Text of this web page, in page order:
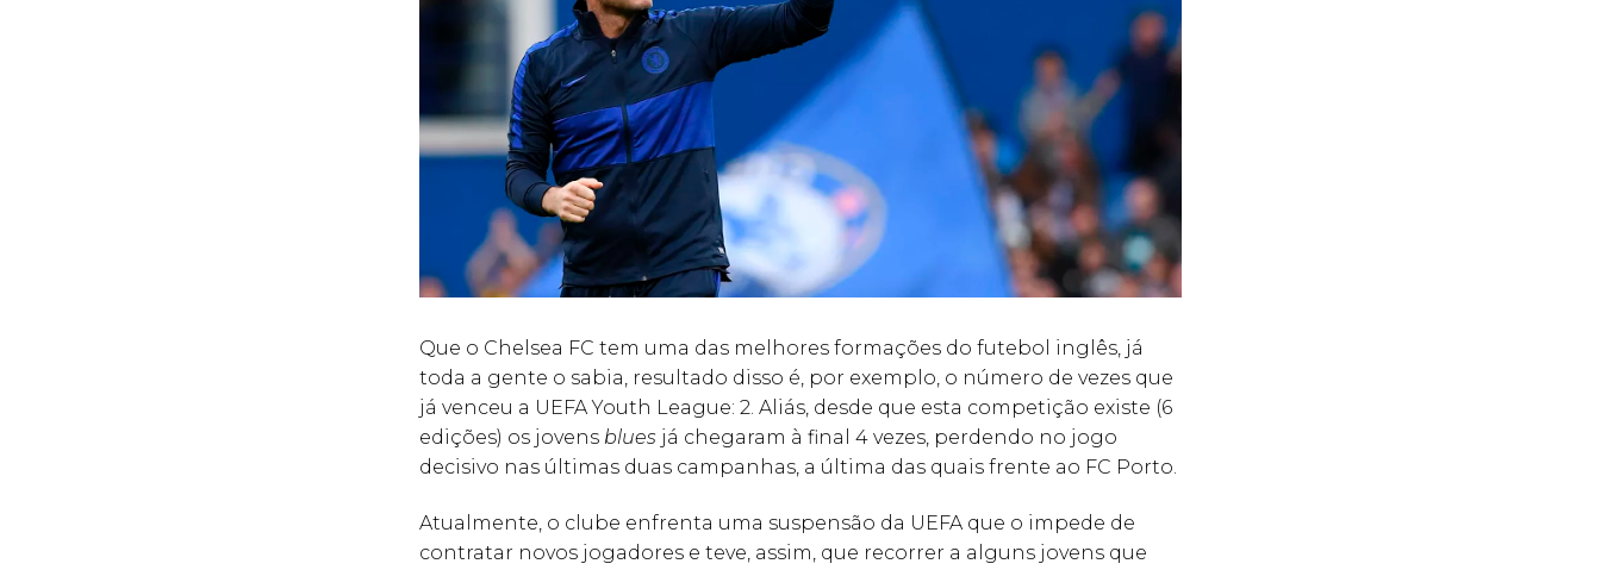
Que o Chelsea FC tem uma das melhores formações do futebol inglês, já
toda a gente o sabia, resultado disso é, por exemplo, o número de vezes que
já venceu a UEFA Youth League: 2. Aliás, desde que esta competição existe (6
edições) os jovens blues já chegaram à final 4 vezes, perdendo no jogo
decisivo nas últimas duas campanhas, a última das quais frente ao FC Porto.
Atualmente, o clube enfrenta uma suspensão da UEFA que o impede de
contratar novos jogadores e teve, assim, que recorrer a alguns jovens que